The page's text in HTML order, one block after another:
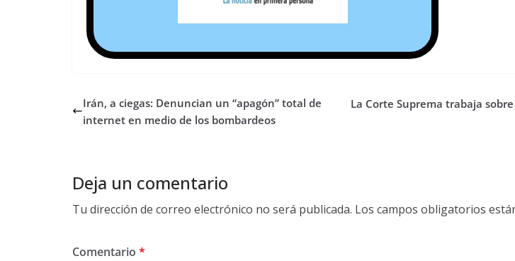
Irán, a ciegas: Denuncian un “apagón” total de
internet en medio de los bombardeos
La Corte Suprema trabaja
Deja un comentario
Tu dirección de correo electrónico no será publicada. Los campos obligatorios
Comentario *